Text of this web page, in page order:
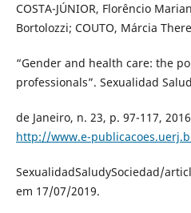
COSTA-JÚNIOR, Florêncio
Bortolozzi; COUTO, Márcia
“Gender and health care: the
professionals”. Sexualidad
de Janeiro, n. 23, p. 97-117,
http://www.e-
SexualidadSaludySociedad/
em 17/07/2019.